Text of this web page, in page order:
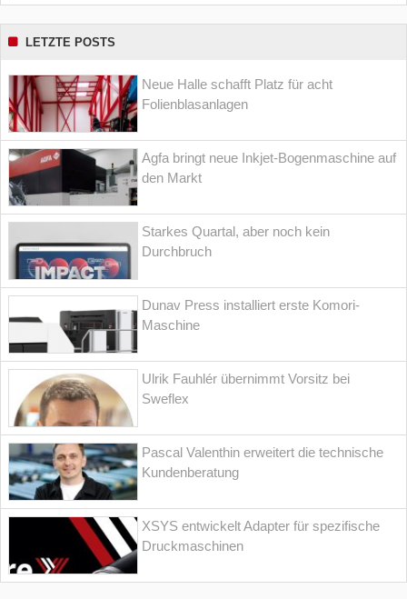
LETZTE POSTS
Neue Halle schafft Platz für acht
Folienblasanlagen
Agfa bringt neue Inkjet-Bogenmaschine auf
den Markt
Starkes Quartal, aber noch kein
Durchbruch
Dunav Press installiert erste Komori-
Maschine
Ulrik Fauhlér übernimmt Vorsitz bei
Sweflex
Pascal Valenthin erweitert die technische
Kundenberatung
XSYS entwickelt Adapter für spezifische
Druckmaschinen